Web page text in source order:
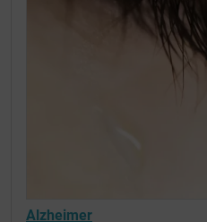
Alzheimer